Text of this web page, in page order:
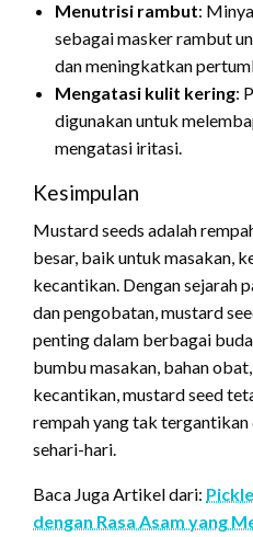
Menutrisi rambut:
sebagai masker rambut
dan meningkatkan
Mengatasi kulit kering:
digunakan untuk
mengatasi iritasi.
Kesimpulan
Mustard seeds adalah
besar, baik untuk masakan,
kecantikan. Dengan sejarah
dan pengobatan, mustard
penting dalam berbagai
bumbu masakan, bahan
kecantikan, mustard seed
rempah yang tak
sehari-hari.
Baca Juga Artikel dari:
dengan Rasa Asam yang